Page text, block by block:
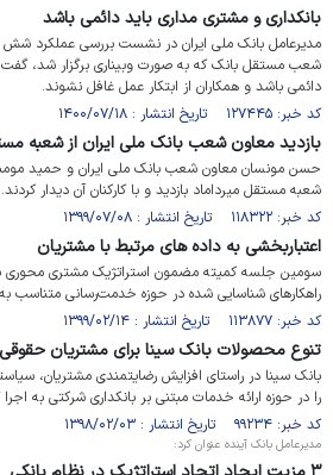
بانکداری و مشتری مداری باید دائمی باشد
مدیرعامل بانک ملی ایران در نشست بررسی عملکرد شش
شعب مستقل بانک که به صورت وبیناری برگزار شد،
دائمی باشد و همکاران از ابتکار عمل غافل نشوند.
کد خبر: ۱۲۷۴۴۵ تاریخ انتشار : ۱۴۰۰/۰۷/۱۸
بازدید معاون شعب بانک ملی ایران از شعبه
حسن مونسان معاون شعب بانک ملی ایران و حمید
شعبه مستقل میرداماد بازدید و با کارکنان آن دیدار کردند.
کد خبر: ۱۱۸۳۲۲ تاریخ انتشار : ۱۳۹۹/۰۷/۰۸
اعتباربخشی به داده های مرتبط با مشتریان
سومین جلسه کمیته مضمون استراتژیک مشتری محوری
راهکارهای شناسایی شده در حوزه‌ خدمت‌رسانی متناسب
کد خبر: ۱۱۳۸۷۷ تاریخ انتشار : ۱۳۹۹/۰۲/۱۴
تنوع محصولات بانک سینا برای مشتریان حقوقی
بانک سینا در راستای افزایش رضایتمندی مشتریان،
را در حوزه ارائه خدمات مبتنی بر بانکداری شرکتی به
کد خبر: ۹۹۲۳۴ تاریخ انتشار : ۱۳۹۸/۰۲/۰۳
مدیرعامل بانک آینده عنوان کرد: